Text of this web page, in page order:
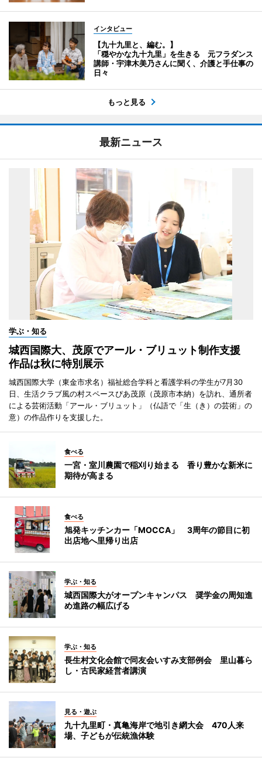
インタビュー
【九十九里と、編む。】
「穏やかな九十九里」を生きる 元フラダンス
講師・宇津木美乃さんに聞く、介護と手仕事の
日々
もっと見る
最新ニュース
学ぶ・知る
城西国際大、茂原でアール・ブリュット制作支援
作品は秋に特別展示
城西国際大学（東金市求名）福祉総合学科と看護学科の学生が7月30
日、生活クラブ風の村スペースぴあ茂原（茂原市本納）を訪れ、通所者
による芸術活動「アール・ブリュット」（仏語で「生（き）の芸術」の
意）の作品作りを支援した。
食べる
一宮・室川農園で稲刈り始まる 香り豊かな新米に
期待が高まる
食べる
旭発キッチンカー「MOCCA」 3周年の節目に初
出店地へ里帰り出店
学ぶ・知る
城西国際大がオープンキャンパス 奨学金の周知進
め進路の幅広げる
学ぶ・知る
長生村文化会館で同友会いすみ支部例会 里山暮ら
し・古民家経営者講演
見る・遊ぶ
九十九里町・真亀海岸で地引き網大会 470人来
場、子どもが伝統漁体験